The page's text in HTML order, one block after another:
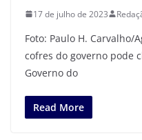
17 de julho de 2023
Foto: Paulo H. Carvalho/
cofres do governo pode
Governo do
Read More